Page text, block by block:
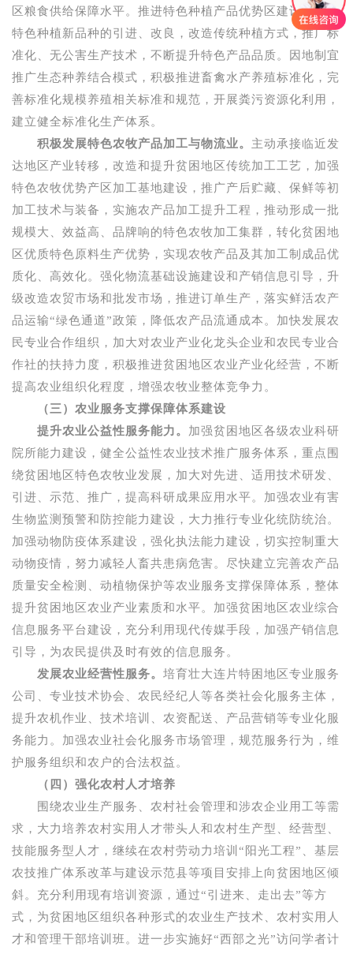
区粮食供给保障水平。推进特色种植产品优势区建设，加快
特色种植新品种的引进、改良，改造传统种植方式，推广标
准化、无公害生产技术，不断提升特色产品品质。因地制宜
推广生态种养结合模式，积极推进畜禽水产养殖标准化，完
善标准化规模养殖相关标准和规范，开展粪污资源化利用，
建立健全标准化生产体系。
积极发展特色农牧产品加工与物流业。 主动承接临近发
达地区产业转移，改造和提升贫困地区传统加工工艺，加强
特色农牧优势产区加工基地建设，推广产后贮藏、保鲜等初
加工技术与装备，实施农产品加工提升工程，推动形成一批
规模大、效益高、品牌响的特色农牧加工集群，转化贫困地
区优质特色原料生产优势，实现农牧产品及其加工制成品优
质化、高效化。强化物流基础设施建设和产销信息引导，升
级改造农贸市场和批发市场，推进订单生产，落实鲜活农产
品运输“绿色通道”政策，降低农产品流通成本。加快发展农
民专业合作组织，加大对农业产业化龙头企业和农民专业合
作社的扶持力度，积极推进贫困地区农业产业化经营，不断
提高农业组织化程度，增强农牧业整体竞争力。
（三）农业服务支撑保障体系建设
提升农业公益性服务能力。 加强贫困地区各级农业科研
院所能力建设，健全公益性农业技术推广服务体系，重点围
绕贫困地区特色农牧业发展，加大对先进、适用技术研发、
引进、示范、推广，提高科研成果应用水平。加强农业有害
生物监测预警和防控能力建设，大力推行专业化统防统治。
加强动物防疫体系建设，强化执法能力建设，切实控制重大
动物疫情，努力减轻人畜共患病危害。尽快建立完善农产品
质量安全检测、动植物保护等农业服务支撑保障体系，整体
提升贫困地区农业产业素质和水平。加强贫困地区农业综合
信息服务平台建设，充分利用现代传媒手段，加强产销信息
引导，为农民提供及时有效的信息服务。
发展农业经营性服务。 培育壮大连片特困地区专业服务
公司、专业技术协会、农民经纪人等各类社会化服务主体，
提升农机作业、技术培训、农资配送、产品营销等专业化服
务能力。加强农业社会化服务市场管理，规范服务行为，维
护服务组织和农户的合法权益。
（四）强化农村人才培养
围绕农业生产服务、农村社会管理和涉农企业用工等需
求，大力培养农村实用人才带头人和农村生产型、经营型、
技能服务型人才，继续在农村劳动力培训“阳光工程”、基层
农技推广体系改革与建设示范县等项目安排上向贫困地区倾
斜。充分利用现有培训资源，通过“引进来、走出去”等方
式，为贫困地区组织各种形式的农业生产技术、农村实用人
才和管理干部培训班。进一步实施好“西部之光”访问学者计